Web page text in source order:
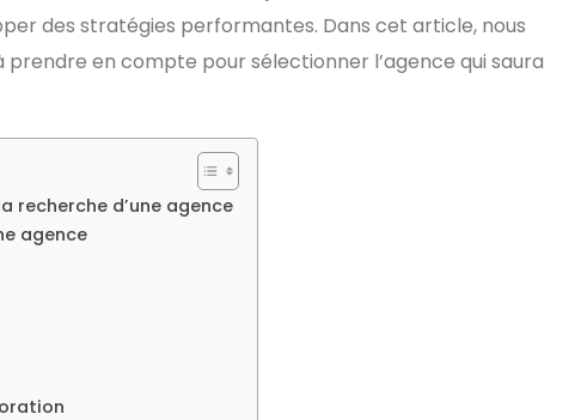
des stratégies performantes. Dans cet article, nous
en compte pour sélectionner l’agence qui saura
recherche d’une agence
agence